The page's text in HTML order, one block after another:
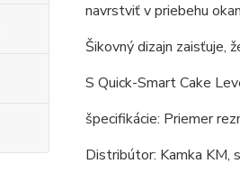
navrstviť v priebehu
Šikovný dizajn zaisťuje,
S Quick-Smart Cake
špecifikácie: Priemer
Distribútor: Kamka KM,